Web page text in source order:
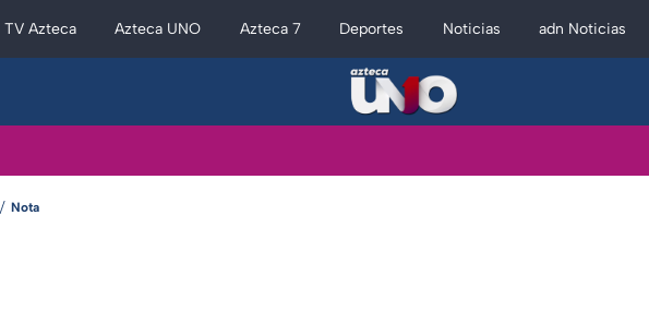
TV Azteca Azteca UNO Azteca 7 Deportes Noticias adn Noticias
Nota